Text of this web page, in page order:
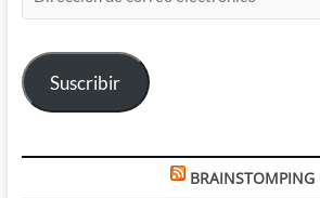
de
electrónico
Suscribir
BRAINSTOMPING